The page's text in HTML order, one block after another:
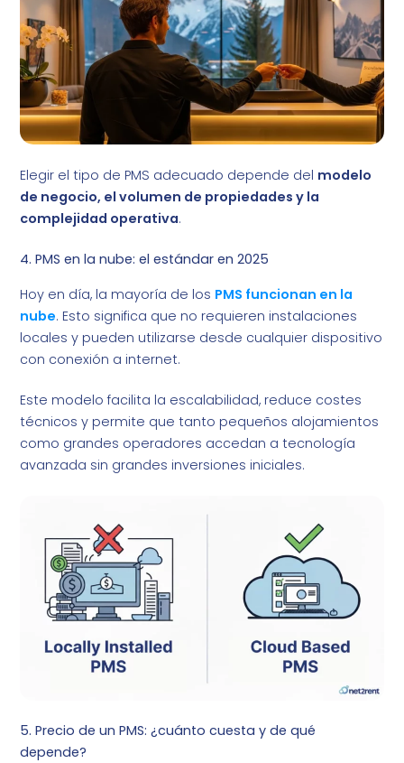
Elegir el tipo de PMS adecuado depende del modelo
de negocio, el volumen de propiedades y la
complejidad operativa.
4. PMS en la nube: el estándar en 2025
Hoy en día, la mayoría de los PMS funcionan en la
nube. Esto significa que no requieren instalaciones
locales y pueden utilizarse desde cualquier dispositivo
con conexión a internet.
Este modelo facilita la escalabilidad, reduce costes
técnicos y permite que tanto pequeños alojamientos
como grandes operadores accedan a tecnología
avanzada sin grandes inversiones iniciales.
5. Precio de un PMS: ¿cuánto cuesta y de qué
depende?